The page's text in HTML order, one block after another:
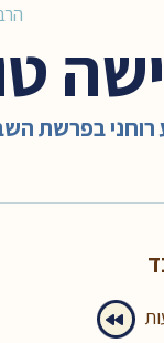
בפרשת